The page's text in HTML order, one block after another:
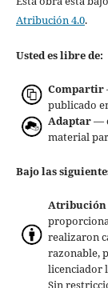
Atribución 4.0.
Usted es libre de:
Compartir
publicado
Adaptar—
material
Bajo las
Atribución
realizaron
razonable,
licenciador
Sin